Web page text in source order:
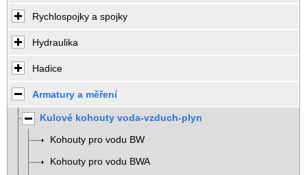
Rychlospojky a spojky
Hydraulika
Hadice
Armatury a měření
Kulové kohouty voda-vzduch-plyn
Kohouty pro vodu BW
Kohouty pro vodu BWA